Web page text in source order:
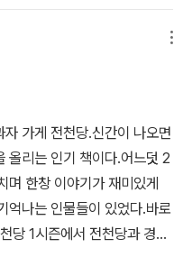
로 다시 타게 됩니다.​신지는
자지난날 자신이 잘못한 일
은커녕 남들을 비난하죠그
을 반성하지 않았습니다이
뒤로 신지를 본 사람은 없었
어떻게 이럴 수 있지하면서
불평을 하며 카이도를 만나
것은 과자가게 거기에서중
권이 나오면서 함께 출간된수
럼 천옥원을 중심으로 6가
되어 있는 책이랍니다.^^​놀
담고 있는데아이들이 좋아하
되어 더 소름이 쫙 돋았어
히로시마 레이코님이라는
지옥의 롤러코스터, 중독 팝
이바이 회전목마, 밤바람 골
가득했다면천옥원은 그에 반
인이 카이도이기에.... 밝은
가게 전천당.신간이 나오면
올리는 인기 책이다.어느덧 2
며 한창 이야기가 재미있게
억나는 인물들이 있었다.​바로
당 1시즌에서 전천당과 경쟁